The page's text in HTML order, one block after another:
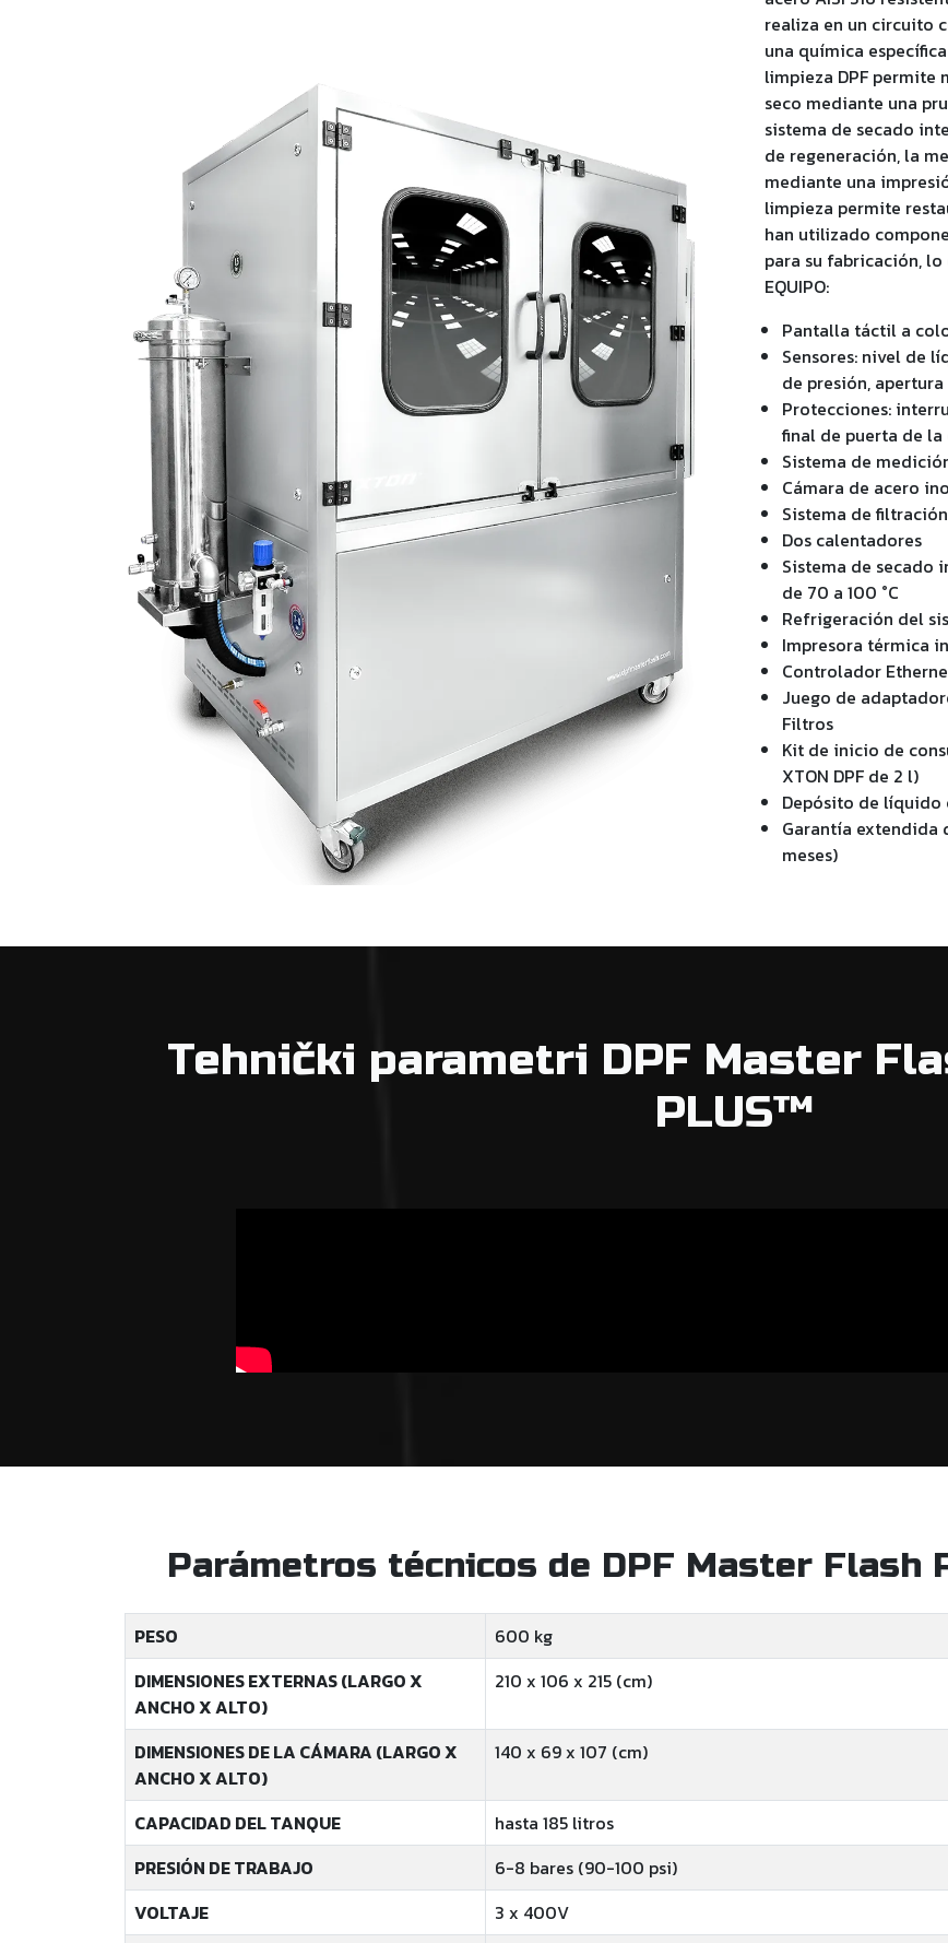
realiza en un circuito
una química
limpieza DPF
seco mediante una
sistema de secado
de regeneración, la
mediante una
limpieza permite
han utilizado
para su fabricación,
EQUIPO:
Pantalla táctil a
Sensores: nivel de
de presión,
Protecciones:
final de puerta de
Sistema de
Cámara de acero
Sistema de
Dos calentadores
Sistema de secado
de 70 a 100 °C
Refrigeración del
Impresora térmica
Controlador
Juego de
Filtros
Kit de inicio de
XTON DPF de 2 l)
Depósito de líquido
Garantía extendida
meses)
Tehnički parametri DPF Master
PLUS™
Parámetros técnicos de DPF Master Flash
PESO
600 kg
DIMENSIONES EXTERNAS (LARGO X
ANCHO X ALTO)
210 x 106 x 215 (cm)
DIMENSIONES DE LA CÁMARA (LARGO X
ANCHO X ALTO)
140 x 69 x 107 (cm)
CAPACIDAD DEL TANQUE
hasta 185 litros
PRESIÓN DE TRABAJO
6-8 bares (90-100 psi)
VOLTAJE
3 x 400V